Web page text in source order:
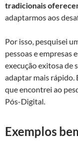
tradicionais
adaptarmos aos
Por isso, pesquisei
pessoas e empresas
execução exitosa de
adaptar mais rápido.
que encontrei ao
Pós-Digital.
Exemplos